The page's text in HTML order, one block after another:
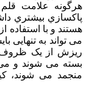
هرگونه علامت
پاکسازي بيشتري
هستند و با استفاده
می تواند به تنهایی
ریزش از یک ظروف
منجمد می شوند،